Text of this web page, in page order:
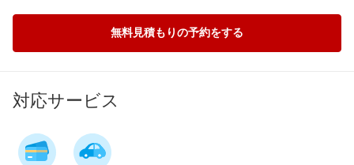
無料見積もりの予約をする
対応サービス